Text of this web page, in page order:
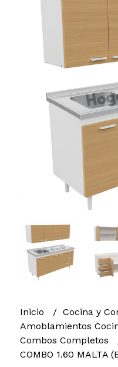
Inicio
Cocina y
Amoblamientos
Combos Completos
COMBO 1.60 MALTA